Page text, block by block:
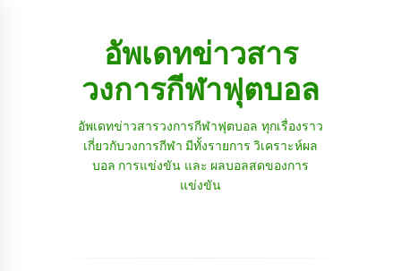
อัพเดทข่าวสาร
วงการกีฬาฟุตบอล
อัพเดทข่าวสารวงการกีฬาฟุตบอล ทุกเรื่องราว
เกี่ยวกับวงการกีฬา มีทั้งรายการ วิเคราะห์ผล
บอล การแข่งขัน และ ผลบอลสดของการ
แข่งขัน